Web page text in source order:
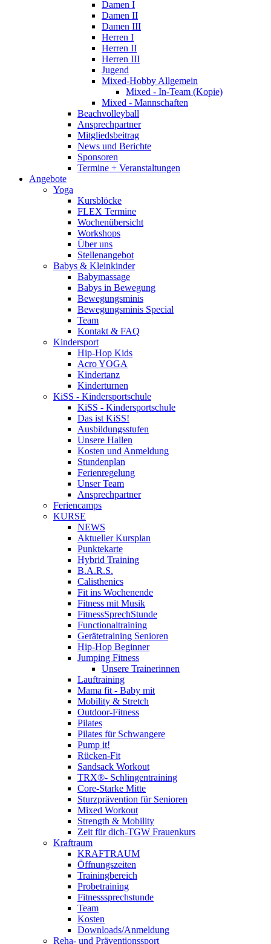
Damen I
Damen II
Damen III
Herren I
Herren II
Herren III
Jugend
Mixed-Hobby Allgemein
Mixed - In-Team (Kopie)
Mixed - Mannschaften
Beachvolleyball
Ansprechpartner
Mitgliedsbeitrag
News und Berichte
Sponsoren
Termine + Veranstaltungen
Angebote
Yoga
Kursblöcke
FLEX Termine
Wochenübersicht
Workshops
Über uns
Stellenangebot
Babys & Kleinkinder
Babymassage
Babys in Bewegung
Bewegungsminis
Bewegungsminis Special
Team
Kontakt & FAQ
Kindersport
Hip-Hop Kids
Acro YOGA
Kindertanz
Kinderturnen
KiSS - Kindersportschule
KiSS - Kindersportschule
Das ist KiSS!
Ausbildungsstufen
Unsere Hallen
Kosten und Anmeldung
Stundenplan
Ferienregelung
Unser Team
Ansprechpartner
Feriencamps
KURSE
NEWS
Aktueller Kursplan
Punktekarte
Hybrid Training
B.A.R.S.
Calisthenics
Fit ins Wochenende
Fitness mit Musik
FitnessSprechStunde
Functionaltraining
Gerätetraining Senioren
Hip-Hop Beginner
Jumping Fitness
Unsere Trainerinnen
Lauftraining
Mama fit - Baby mit
Mobility & Stretch
Outdoor-Fitness
Pilates
Pilates für Schwangere
Pump it!
Rücken-Fit
Sandsack Workout
TRX®- Schlingentraining
Core-Starke Mitte
Sturzprävention für Senioren
Mixed Workout
Strength & Mobility
Zeit für dich-TGW Frauenkurs
Kraftraum
KRAFTRAUM
Öffnungszeiten
Trainingbereich
Probetraining
Fitnesssprechstunde
Team
Kosten
Downloads/Anmeldung
Reha- und Präventionssport